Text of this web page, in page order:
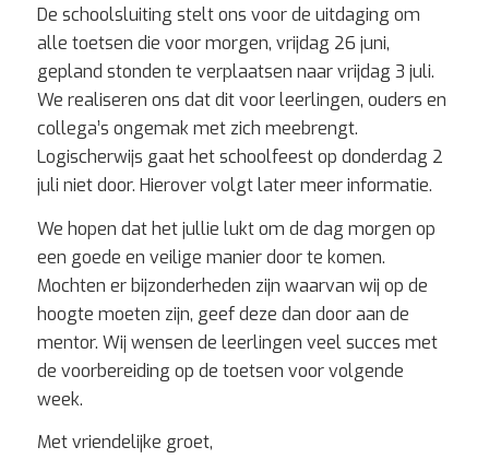
De schoolsluiting stelt ons voor de uitdaging om
alle toetsen die voor morgen, vrijdag 26 juni,
gepland stonden te verplaatsen naar vrijdag 3 juli.
We realiseren ons dat dit voor leerlingen, ouders en
collega’s ongemak met zich meebrengt.
Logischerwijs gaat het schoolfeest op donderdag 2
juli niet door. Hierover volgt later meer informatie.
We hopen dat het jullie lukt om de dag morgen op
een goede en veilige manier door te komen.
Mochten er bijzonderheden zijn waarvan wij op de
hoogte moeten zijn, geef deze dan door aan de
mentor. Wij wensen de leerlingen veel succes met
de voorbereiding op de toetsen voor volgende
week.
Met vriendelijke groet,